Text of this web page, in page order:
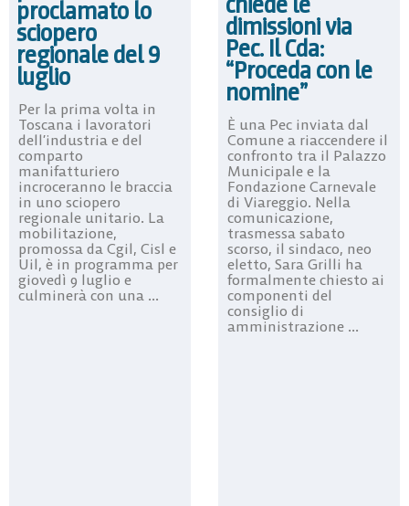
proclamato lo
sciopero
regionale del 9
luglio
Per la prima volta in
Toscana i lavoratori
dell’industria e del
comparto
manifatturiero
incroceranno le braccia
in uno sciopero
regionale unitario. La
mobilitazione,
promossa da Cgil, Cisl e
Uil, è in programma per
giovedì 9 luglio e
culminerà con una ...
dimissioni via
Pec. Il Cda:
“Proceda con le
nomine”
È una Pec inviata dal
Comune a riaccendere il
confronto tra il Palazzo
Municipale e la
Fondazione Carnevale
di Viareggio. Nella
comunicazione,
trasmessa sabato
scorso, il sindaco, neo
eletto, Sara Grilli ha
formalmente chiesto ai
componenti del
consiglio di
amministrazione ...